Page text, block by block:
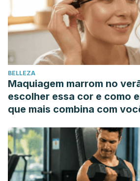
BELLEZA
Maquiagem marrom no
escolher essa cor e como
que mais combina com